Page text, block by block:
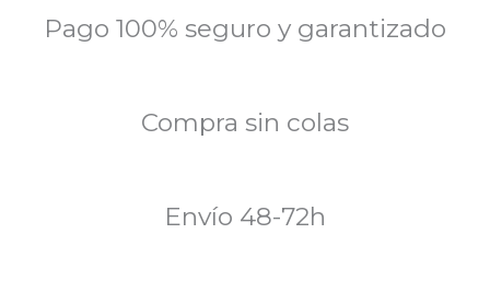
Pago 100% seguro y garantizado
Compra sin colas
Envío 48-72h